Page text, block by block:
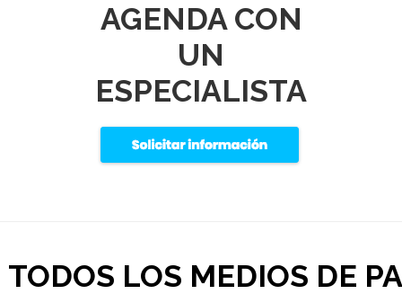
AGENDA CON
UN
ESPECIALISTA
TODOS LOS MEDIOS DE